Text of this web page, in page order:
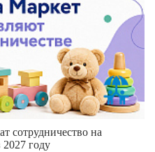
на
году